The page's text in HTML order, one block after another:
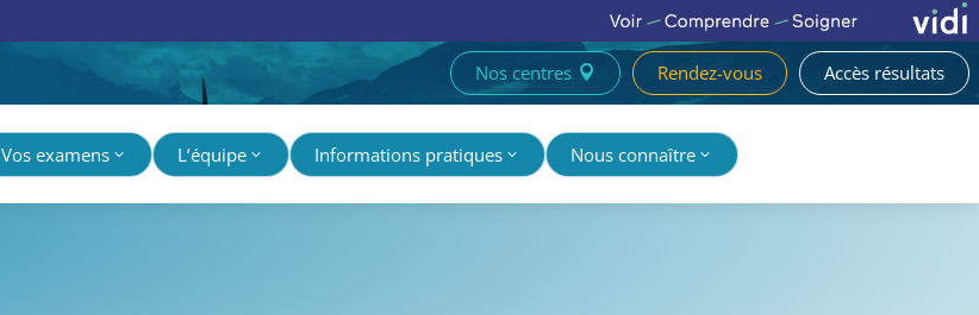
Nos centres  Rendez-vous Accès résultats
Vos examens L’équipe Informations pratiques Nous connaître